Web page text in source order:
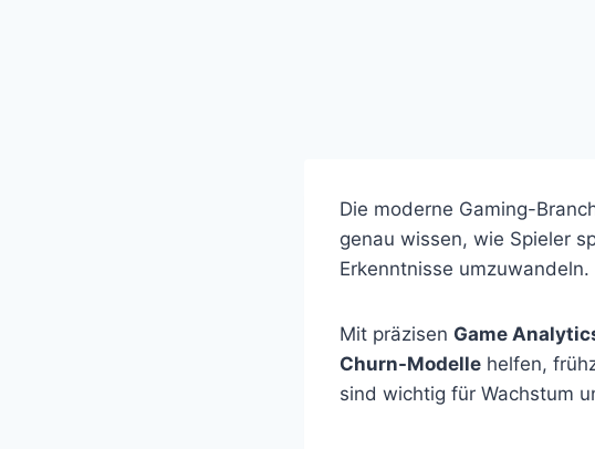
Die moderne Gaming-
genau wissen, wie Spieler
Erkenntnisse umzuwandeln.
Mit präzisen Game
Churn-Modelle helfen,
sind wichtig für Wachstum